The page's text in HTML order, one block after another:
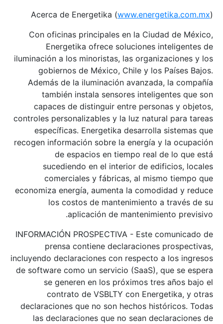
Acerca de Energetika (www.energetika.com.mx)
Con oficinas principales en la Ciudad de México,
Energetika ofrece soluciones inteligentes de
iluminación a los minoristas, las organizaciones y los
gobiernos de México, Chile y los Países Bajos.
Además de la iluminación avanzada, la compañía
también instala sensores inteligentes que son
capaces de distinguir entre personas y objetos,
controles personalizables y la luz natural para tareas
específicas. Energetika desarrolla sistemas que
recogen información sobre la energía y la ocupación
de espacios en tiempo real de lo que está
sucediendo en el interior de edificios, locales
comerciales y fábricas, al mismo tiempo que
economiza energía, aumenta la comodidad y reduce
los costos de mantenimiento a través de su
aplicación de mantenimiento previsivo.
INFORMACIÓN PROSPECTIVA - Este comunicado de
prensa contiene declaraciones prospectivas,
incluyendo declaraciones con respecto a los ingresos
de software como un servicio (SaaS), que se espera
se generen en los próximos tres años bajo el
contrato de VSBLTY con Energetika, y otras
declaraciones que no son hechos históricos. Todas
las declaraciones que no sean declaraciones de